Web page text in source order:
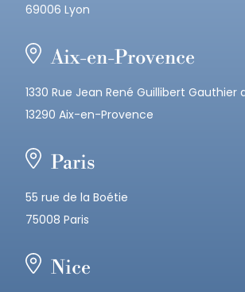
69006 Lyon
Aix-en-Provence
1330 Rue Jean René Guillibert Gauthier
13290 Aix-en-Provence
Paris
55 rue de la Boétie
75008 Paris
Nice